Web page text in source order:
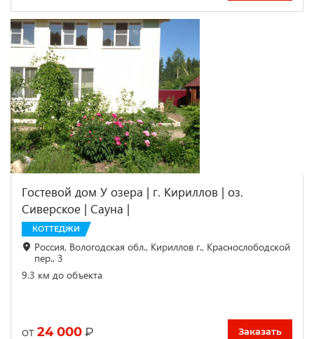
Гостевой дом У озера | г. Кириллов | оз.
Сиверское | Сауна |
КОТТЕДЖИ
Россия, Вологодская обл., Кириллов г., Краснослободской
пер., 3
9.3 км до объекта
от 24 000 ₽ Заказать